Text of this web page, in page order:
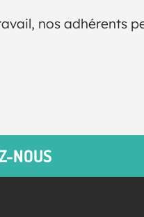
nos adhérents
NOUS